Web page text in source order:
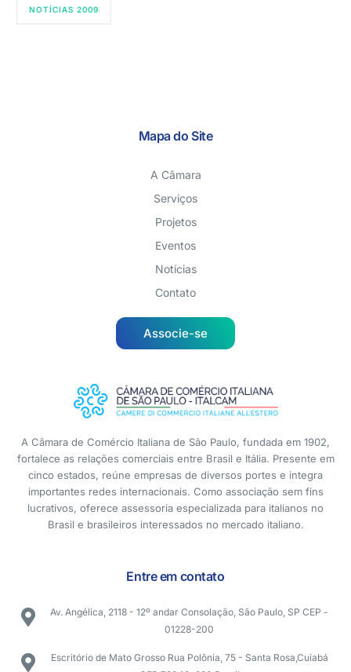
NOTÍCIAS 2009
Mapa do Site
A Câmara
Serviços
Projetos
Eventos
Notícias
Contato
Associe-se
A Câmara de Comércio Italiana de São Paulo, fundada em 1902,
fortalece as relações comerciais entre Brasil e Itália. Presente em
cinco estados, reúne empresas de diversos portes e integra
importantes redes internacionais. Como associação sem fins
lucrativos, oferece assessoria especializada para italianos no
Brasil e brasileiros interessados no mercado italiano.
Entre em contato
Av. Angélica, 2118 - 12º andar Consolação, São Paulo, SP CEP -
01228-200
Escritório de Mato Grosso Rua Polônia, 75 - Santa Rosa,Cuiabá